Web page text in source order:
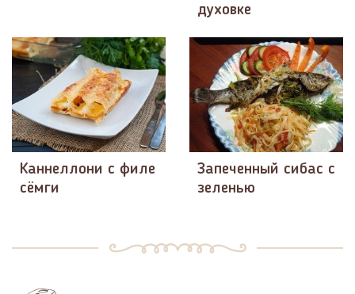
духовке
Каннеллони с филе
сёмги
Запеченный сибас с
зеленью